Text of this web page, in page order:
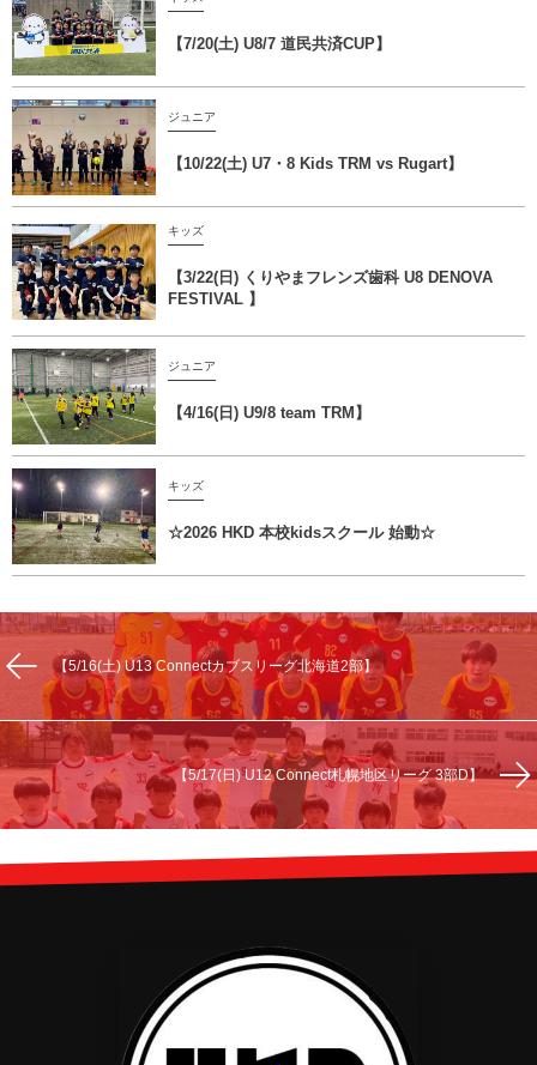
【7/20(土) U8/7 道民共済CUP】
ジュニア
【10/22(土) U7・8 Kids TRM vs Rugart】
キッズ
【3/22(日) くりやまフレンズ歯科 U8 DENOVA
FESTIVAL 】
ジュニア
【4/16(日) U9/8 team TRM】
キッズ
☆2026 HKD 本校kidsスクール 始動☆
【5/16(土) U13 Connectカブスリーグ北海道2部】
【5/17(日) U12 Connect札幌地区リーグ 3部D】